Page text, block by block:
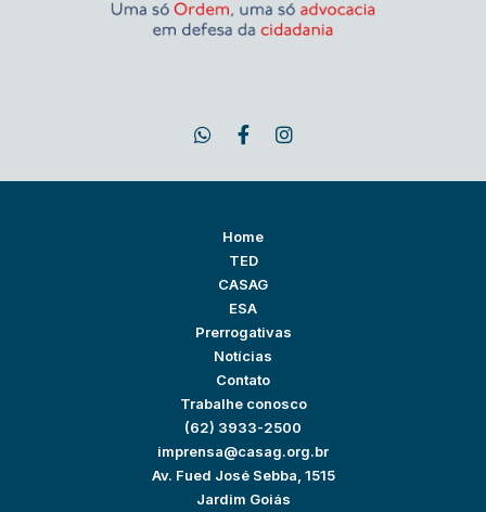
Home
TED
CASAG
ESA
Prerrogativas
Notícias
Contato
Trabalhe conosco
(62) 3933-2500
imprensa@casag.org.br
Av. Fued José Sebba, 1515
Jardim Goiás